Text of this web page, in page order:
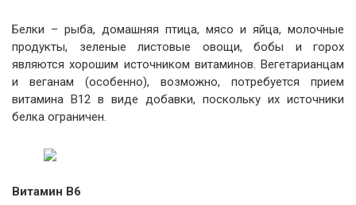
Белки – рыба, домашняя птица, мясо и яйца, молочные
продукты, зеленые листовые овощи, бобы и горох
являются хорошим источником витаминов. Вегетарианцам
и веганам (особенно), возможно, потребуется прием
витамина B12 в виде добавки, поскольку их источники
белка ограничен.
Витамин B6